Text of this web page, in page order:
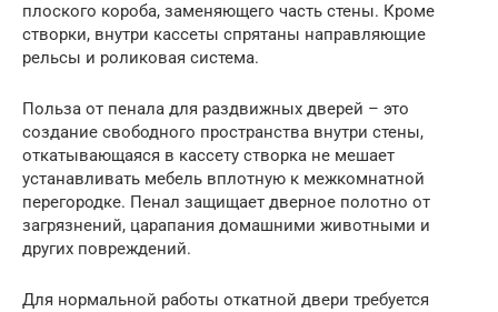
плоского короба, заменяющего часть стены. Кроме
створки, внутри кассеты спрятаны направляющие
рельсы и роликовая система.
Польза от пенала для раздвижных дверей – это
создание свободного пространства внутри стены,
откатывающаяся в кассету створка не мешает
устанавливать мебель вплотную к межкомнатной
перегородке. Пенал защищает дверное полотно от
загрязнений, царапания домашними животными и
других повреждений.
Для нормальной работы откатной двери требуется